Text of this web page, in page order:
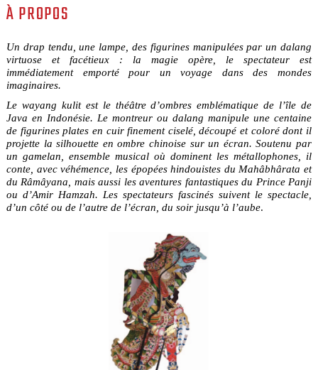
À PROPOS
Un drap tendu, une lampe, des figurines manipulées par un dalang
virtuose et facétieux : la magie opère, le spectateur est
immédiatement emporté pour un voyage dans des mondes
imaginaires.
Le wayang kulit est le théâtre d’ombres emblématique de l’île de
Java en Indonésie. Le montreur ou dalang manipule une centaine
de figurines plates en cuir finement ciselé, découpé et coloré dont il
projette la silhouette en ombre chinoise sur un écran. Soutenu par
un gamelan, ensemble musical où dominent les métallophones, il
conte, avec véhémence, les épopées hindouistes du Mahâbhârata et
du Râmâyana, mais aussi les aventures fantastiques du Prince Panji
ou d’Amir Hamzah. Les spectateurs fascinés suivent le spectacle,
d’un côté ou de l’autre de l’écran, du soir jusqu’à l’aube.